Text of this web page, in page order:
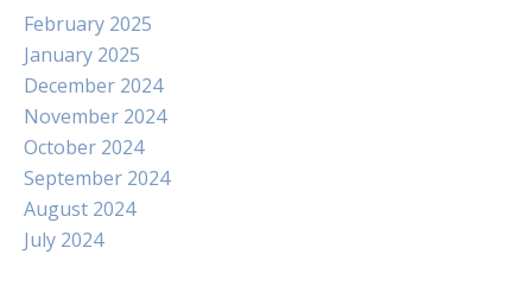
February 2025
January 2025
December 2024
November 2024
October 2024
September 2024
August 2024
July 2024